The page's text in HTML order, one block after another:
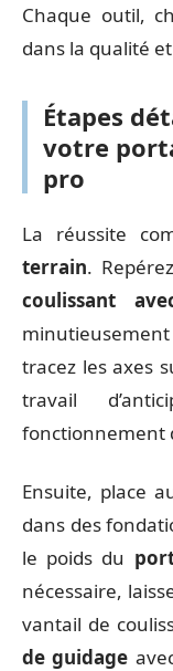
Chaque outil,
dans la qualité
Étapes
votre
pro
La réussite
terrain.
coulissant
tracez les axes
travail
fonctionnement
Ensuite, place
dans des
le poids du
nécessaire,
vantail de
de guidage